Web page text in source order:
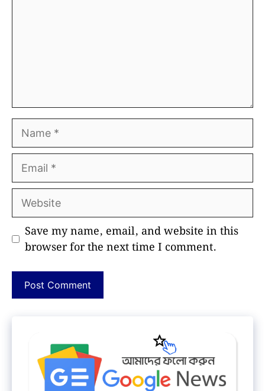
Name
Email
Website
Save my name, email, and website in this
browser for the next time I comment.